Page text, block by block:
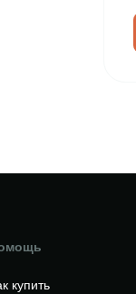
купить